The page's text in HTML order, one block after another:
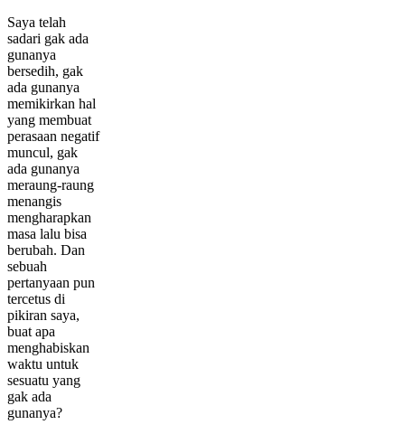
Saya telah
sadari gak ada
gunanya
bersedih, gak
ada gunanya
memikirkan hal
yang membuat
perasaan negatif
muncul, gak
ada gunanya
meraung-raung
menangis
mengharapkan
masa lalu bisa
berubah. Dan
sebuah
pertanyaan pun
tercetus di
pikiran saya,
buat apa
menghabiskan
waktu untuk
sesuatu yang
gak ada
gunanya?